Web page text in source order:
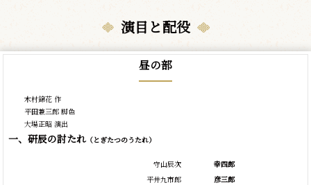
演目と配役
昼の部
木村錦花 作
平田兼三郎 脚色
大場正昭 演出
一、研辰の討たれ（とぎたつのうたれ）
守山辰次
平井九市郎
幸四郎
彦三郎